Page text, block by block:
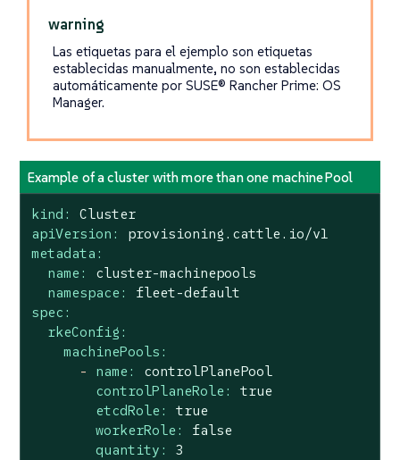
warning
Las etiquetas para el ejemplo son etiquetas
establecidas manualmente, no son establecidas
automáticamente por SUSE® Rancher Prime: OS
Manager.
Example of a cluster with more than one machinePool
kind:
Cluster
apiVersion:
provisioning.cattle.io/v1
metadata:
name:
cluster-machinepools
namespace:
fleet-default
spec:
rkeConfig:
machinePools:
-
name:
controlPlanePool
controlPlaneRole:
true
etcdRole:
true
workerRole:
false
quantity:
3